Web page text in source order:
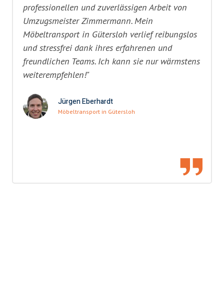
professionellen und zuverlässigen Arbeit von
Umzugsmeister Zimmermann. Mein
Möbeltransport in Gütersloh verlief reibungslos
und stressfrei dank ihres erfahrenen und
freundlichen Teams. Ich kann sie nur wärmstens
weiterempfehlen!"
Jürgen Eberhardt
Möbeltransport in Gütersloh